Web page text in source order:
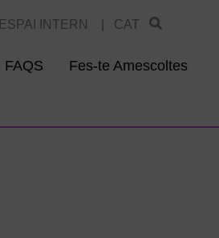
ESPAI INTERN | CAT
FAQS Fes-te Amescoltes